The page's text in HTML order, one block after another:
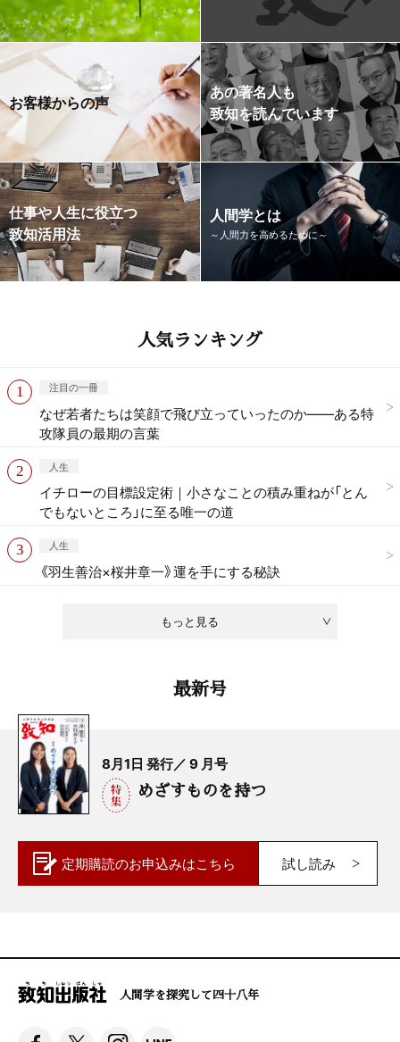
お客様からの声
あの著名人も
致知を読んでいます
仕事や人生に役立つ
致知活用法
人間学とは
～人間力を高めるために～
人気ランキング
もっと見る
注目の一冊
なぜ若者たちは笑顔で飛び立っていったのか——ある特
攻隊員の最期の言葉
人生
イチローの目標設定術｜小さなことの積み重ねが「とん
でもないところ」に至る唯一の道
人生
《羽生善治×桜井章一》運を手にする秘訣
最新号
8月1日 発行／ 9 月号
めざすものを持つ
定期購読のお申込みはこちら 試し読み
人間学を探究して四十八年